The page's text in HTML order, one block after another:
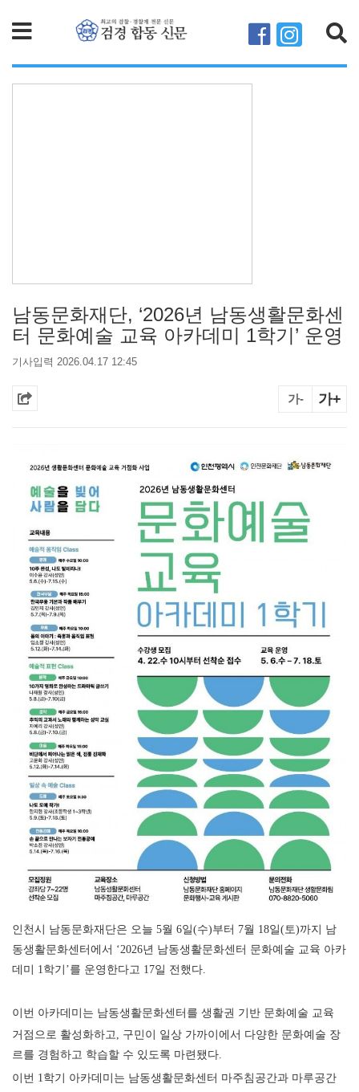
남동문화재단, ‘2026년 남동생활문화센
터 문화예술 교육 아카데미 1학기’ 운영
기사입력 2026.04.17 12:45
가- 가+
인천시 남동문화재단은 오늘 5월 6일(수)부터 7월 18일(토)까지 남
동생활문화센터에서 ‘2026년 남동생활문화센터 문화예술 교육 아카
데미 1 학기 ’를 운영한다고 17일 전했다
이번 아카데미는 남동생활문화센터를 생활권 기반 문화예술 교육
거점으로 활성화하고
구민이 일상 가까이에서 다양한 문화예술 장
르를 경험하고 학습할 수 있도록 마련됐다
이번 1 학기 아카데미는 남동생활문화센터 마주침공간과 마루공간